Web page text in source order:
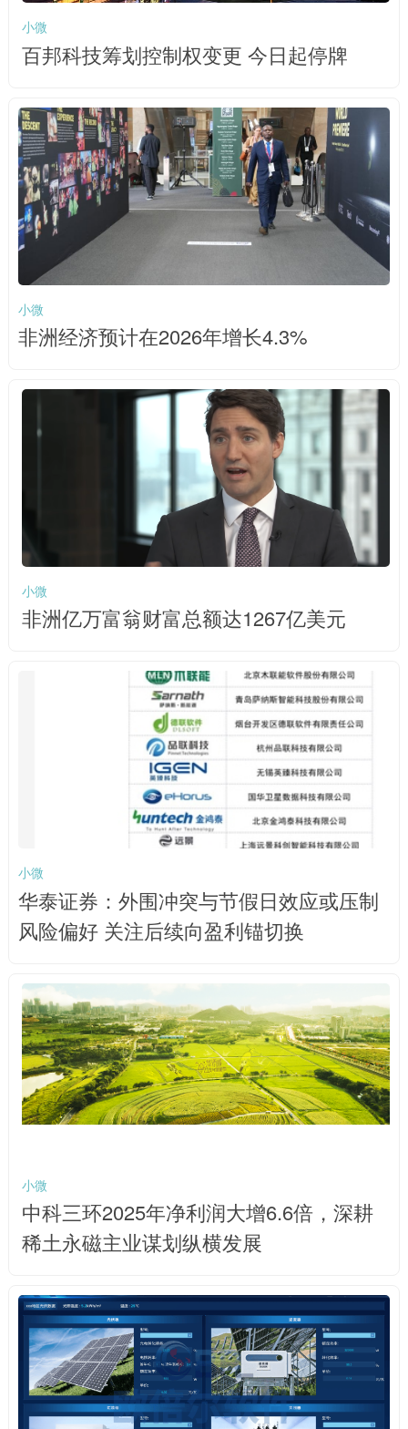
小微
百邦科技筹划控制权变更 今日起停牌
小微
非洲经济预计在2026年增长4.3%
小微
非洲亿万富翁财富总额达1267亿美元
小微
华泰证券：外围冲突与节假日效应或压制
风险偏好 关注后续向盈利锚切换
小微
中科三环2025年净利润大增6.6倍，深耕
稀土永磁主业谋划纵横发展